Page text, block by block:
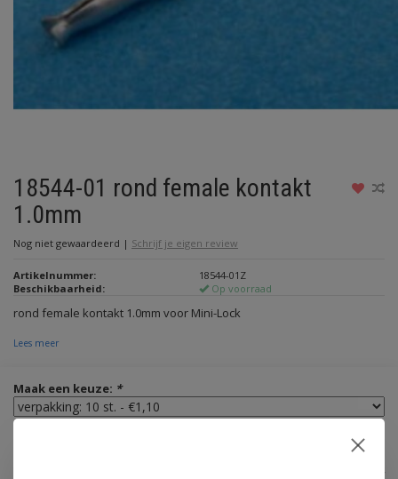
18544-01 rond female kontakt
1.0mm
Nog niet gewaardeerd | Schrijf je eigen review
Artikelnummer:
18544-01Z
Beschikbaarheid:
Op voorraad
rond female kontakt 1.0mm voor Mini-Lock
Lees meer
Maak een keuze: *
€1,10